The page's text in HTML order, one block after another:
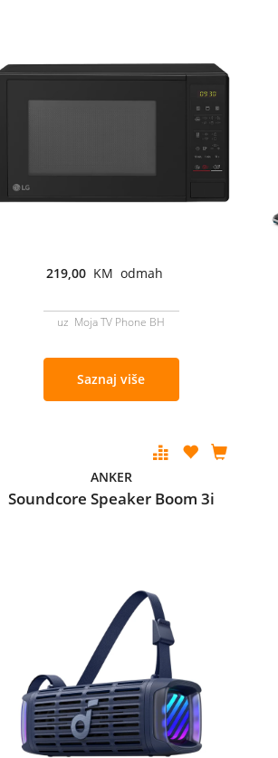
219,00 KM odmah
uz Moja TV Phone BH
Saznaj više
ANKER
Soundcore Speaker Boom 3i